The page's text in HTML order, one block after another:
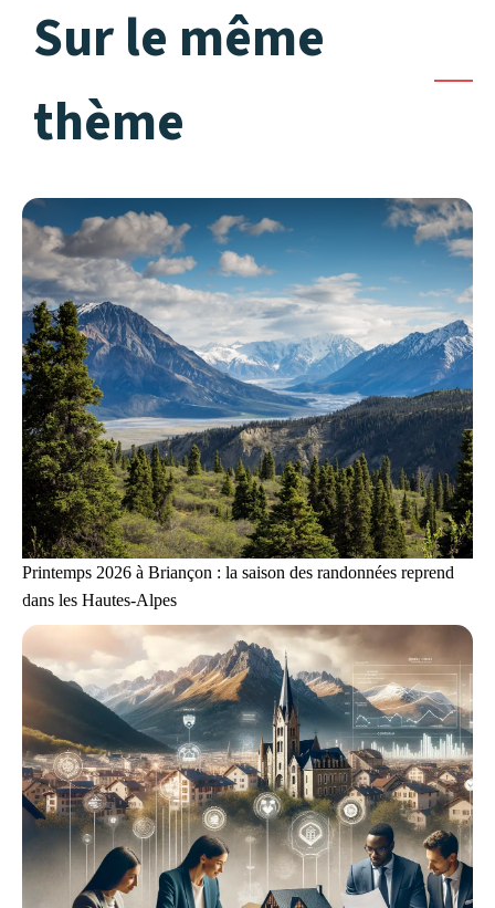
Sur le même
thème
Printemps 2026 à Briançon : la saison des randonnées reprend
dans les Hautes-Alpes